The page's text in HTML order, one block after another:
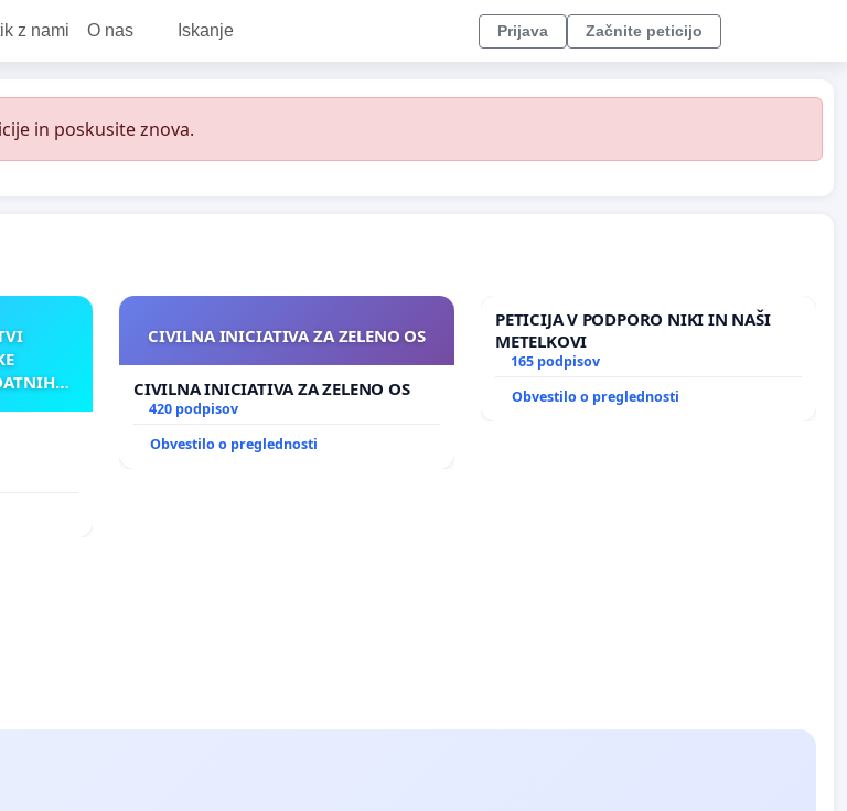
z nami O nas Iskanje Prijava Začnite peticijo
in poskusite znova.
CIVILNA INICIATIVA ZA ZELENO OS
CIVILNA INICIATIVA ZA ZELENO OS
420 podpisov
Obvestilo o preglednosti
PETICIJA V PODPORO NIKI IN NAŠI
METELKOVI
165 podpisov
Obvestilo o preglednosti